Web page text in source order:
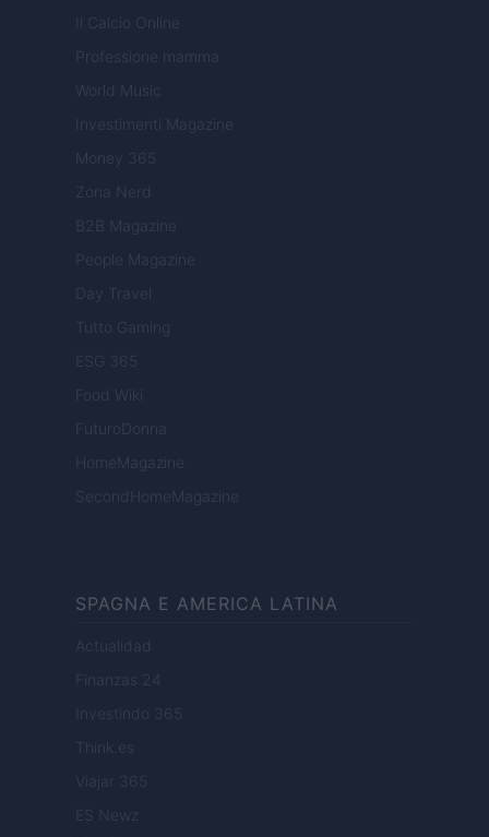
Il Calcio Online
Professione mamma
World Music
Investimenti Magazine
Money 365
Zona Nerd
B2B Magazine
People Magazine
Day Travel
Tutto Gaming
ESG 365
Food Wiki
FuturoDonna
HomeMagazine
SecondHomeMagazine
SPAGNA E AMERICA LATINA
Actualidad
Finanzas 24
Investindo 365
Think.es
Viajar 365
ES Newz